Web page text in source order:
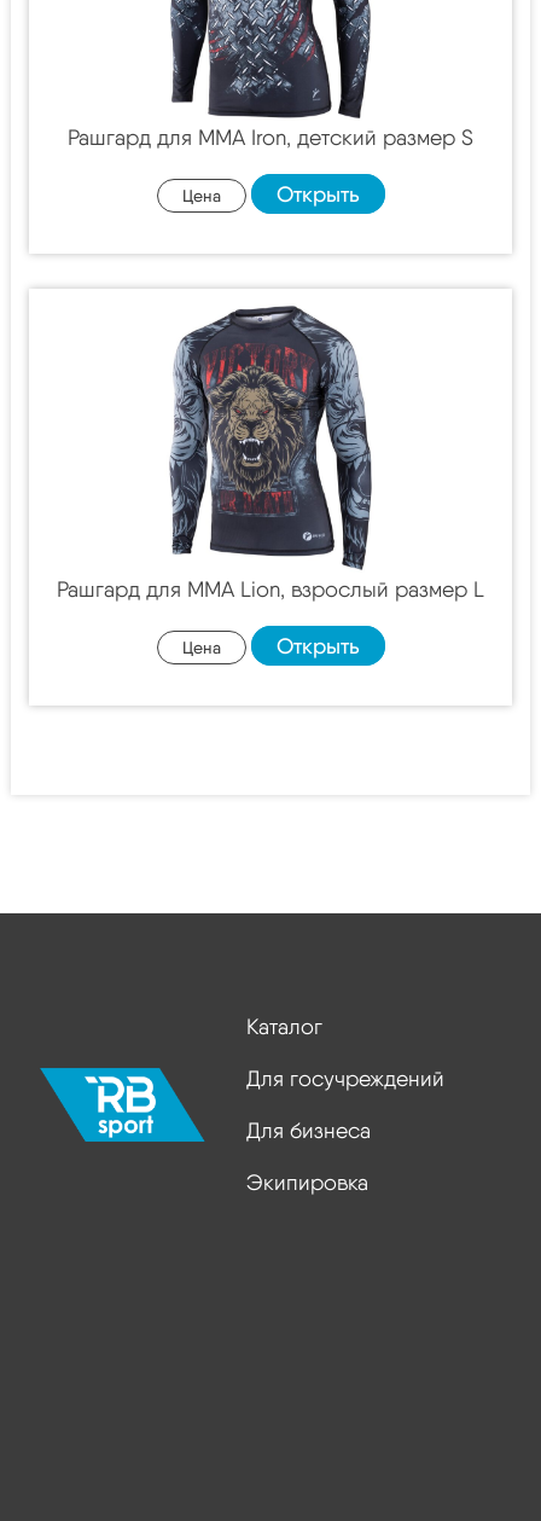
Рашгард для MMA Iron, детский размер S
Цена Открыть
Рашгард для MMA Lion, взрослый размер L
Цена Открыть
Каталог
Для госучреждений
Для бизнеса
Экипировка